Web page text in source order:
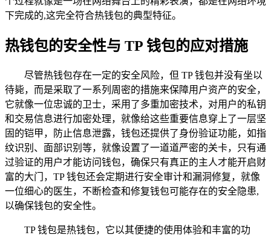
下完成的,这完全符合热钱包的典型特征。
热钱包的安全性与 TP 钱包的应对措施
尽管热钱包存在一定的安全风险，但 TP 钱包并没有坐以
待毙，而是采取了一系列周密的措施来保障用户资产的安全，
它就像一位忠诚的卫士，采用了多重加密技术，对用户的私钥
和交易信息进行加密处理，就像给这些重要信息穿上了一层坚
固的铠甲，防止信息泄露，钱包还提供了身份验证功能，如指
纹识别、面部识别等，就像设置了一道道严密的关卡，只有通
过验证的用户才能访问钱包，确保只有真正的主人才能开启财
富的大门，TP 钱包还会定期进行安全审计和漏洞修复，就像
一位细心的医生，不断检查和修复钱包可能存在的安全隐患,
以确保钱包的安全性。
TP 钱包是热钱包，它以其便捷的使用体验和丰富的功